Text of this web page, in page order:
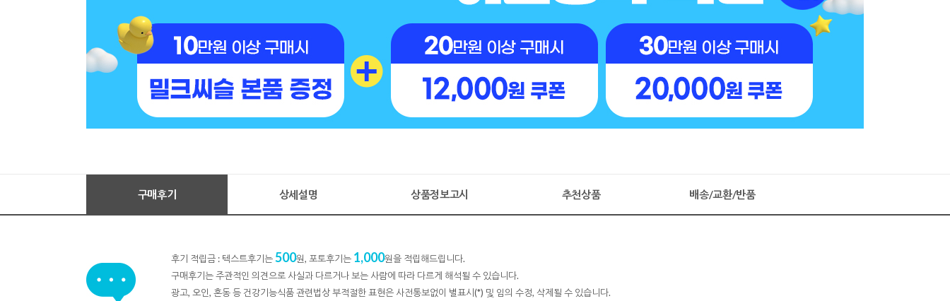
구매후기 상세설명 상품정보고시 추천상품 배송/교환/반품
후기 적립금 : 텍스트후기는500원, 포토후기는 1,000원을 적립해드립니다.
구매후기는 주관적인 의견으로 사실과 다르거나 보는 사람에 따라 다르게 해석될 수 있습니다.
광고, 오인, 혼동 등 건강기능식품 관련법상 부적절한 표현은 사전통보없이 별표시(*) 및 임의 수정, 삭제될 수 있습니다.